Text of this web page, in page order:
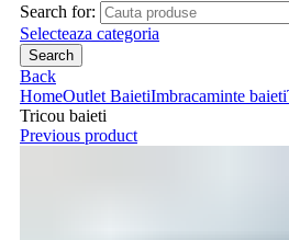
Search for:
Selecteaza categoria
Search
Back
HomeOutlet BaietiImbracaminte baieti
Tricou baieti
Previous product